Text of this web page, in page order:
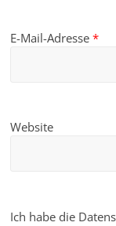
E-Mail-Adresse*
Website
Ich habe die